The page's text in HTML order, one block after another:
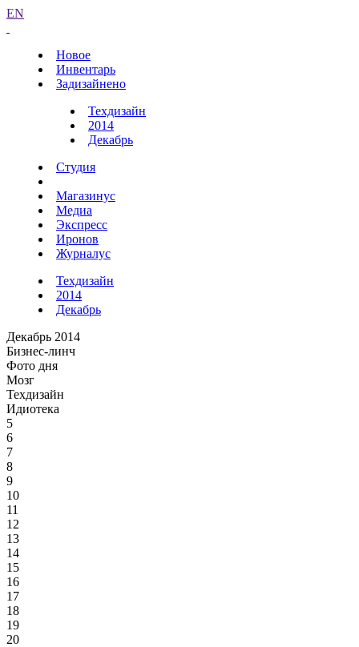
EN
Новое
Инвентарь
Задизайнено
Техдизайн
2014
Декабрь
Студия
Магазинус
Медиа
Экспресс
Иронов
Журналус
Техдизайн
2014
Декабрь
Декабрь 2014
Бизнес-линч
Фото дня
Мозг
Техдизайн
Идиотека
5
6
7
8
9
10
11
12
13
14
15
16
17
18
19
20